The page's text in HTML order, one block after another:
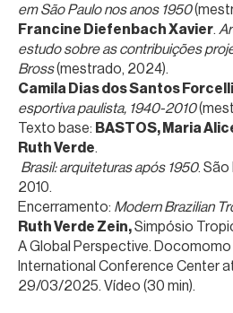
em São Paulo nos anos 1950
Francine Diefenbach Xavier.
estudo sobre as contribuições
Bross(mestrado, 2024).
Camila Dias dos Santos
esportiva paulista, 1940-2010
Texto base: BASTOS, Maria
Ruth Verde.
Brasil: arquiteturas após 1950.
2010.
Encerramento: Modern Brazilian
Ruth Verde Zein,Simpósio
A Global Perspective. Docomomo
International Conference Center
29/03/2025. Vídeo (30 min).